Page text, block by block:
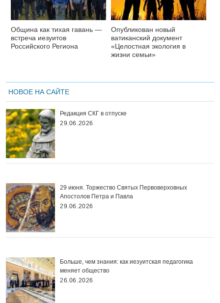
Община как тихая гавань —
встреча иезуитов
Российского Региона
Опубликован новый
ватиканский документ
«Целостная экология в
жизни семьи»
НОВОЕ НА САЙТЕ
Редакция СКГ в отпуске
29.06.2026
29 июня. Торжество Святых Первоверховных
Апостолов Петра и Павла
29.06.2026
Больше, чем знания: как иезуитская педагогика
меняет общество
26.06.2026